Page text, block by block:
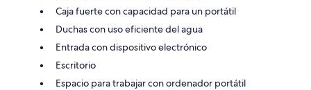
Caja fuerte con capacidad para un portátil
Duchas con uso eficiente del agua
Entrada con dispositivo electrónico
Escritorio
Espacio para trabajar con ordenador portátil